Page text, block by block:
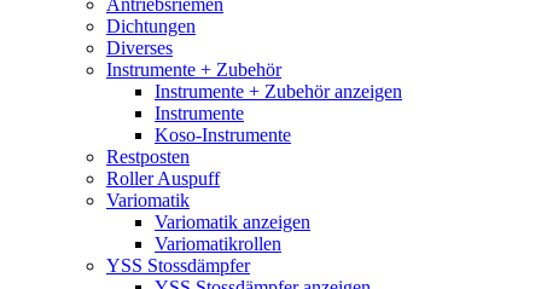
Dichtungen
Diverses
Instrumente + Zubehör
Instrumente + Zubehör anzeigen
Instrumente
Koso-Instrumente
Restposten
Roller Auspuff
Variomatik
Variomatik anzeigen
Variomatikrollen
YSS Stossdämpfer